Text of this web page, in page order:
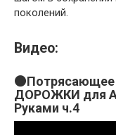
поколений.
Видео:
ДОРОЖКИ для
Руками ч.4